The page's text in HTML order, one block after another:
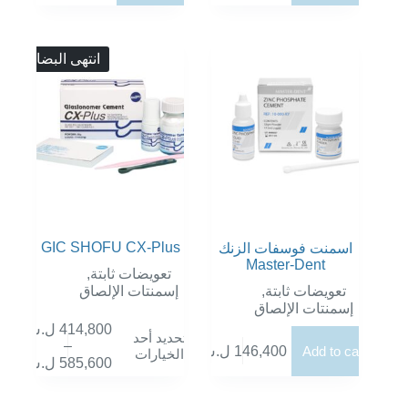
انتهى البضاع
GIC SHOFU CX-Plus
تعويضات ثابتة,
إسمنتات الإلصاق
414,800 ل.س
–
585,600 ل.س
نطاق
تحديد أحد
الخيارات
هناك
من
اسمنت فوسفات الزنك
Master-Dent
تعويضات ثابتة,
إسمنتات الإلصاق
146,400 ل.س Add to cart